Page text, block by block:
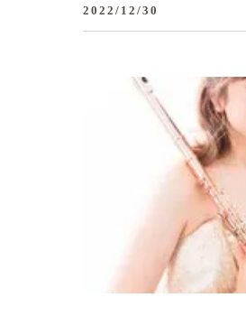
2022/12/30